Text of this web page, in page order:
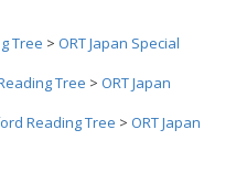
Tree > ORT Japan Special
Tree > ORT Japan
Reading Tree > ORT Japan